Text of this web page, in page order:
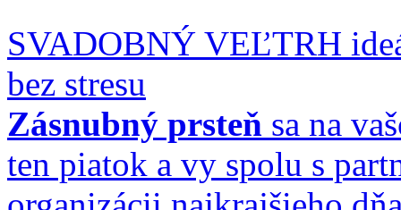
SVADOBNÝ VEĽTRH
bez stresu
Zásnubný prsteň sa na
ten piatok a vy spolu s